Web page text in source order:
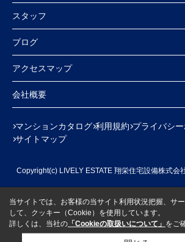
スタッフ
ブログ
アクセスマップ
会社概要
マンションカタログ 利用規約 プライバシ
サイトマップ
Copyright(c) LIVELY ESTATE 翔栄住宅設備株式会
当サイトでは、お客様の当サイト利用状況把握、サ
して、クッキー（Cookie）を使用しています。
詳しくは、当社の 「Cookieの取扱いについて」 をご